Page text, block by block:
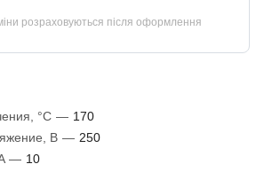
розраховуються після оформлення
°C — 170
В — 250
— 10